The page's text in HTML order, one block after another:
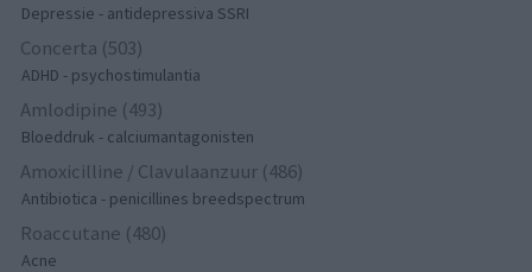
Depressie - antidepressiva SSRI
Concerta (503)
ADHD - psychostimulantia
Amlodipine (493)
Bloeddruk - calciumantagonisten
Amoxicilline / Clavulaanzuur (486)
Antibiotica - penicillines breedspectrum
Roaccutane (480)
Acne